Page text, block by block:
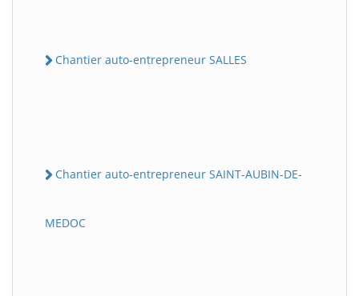
Chantier auto-entrepreneur SALLES
Chantier auto-entrepreneur SAINT-AUBIN-DE-
MEDOC